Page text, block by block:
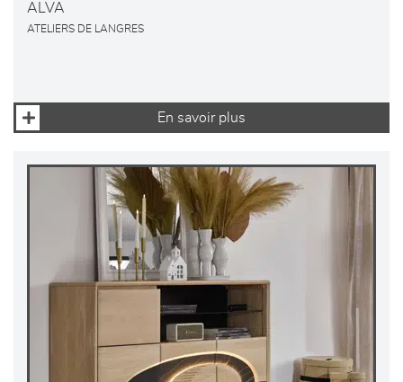
ALVA
ATELIERS DE LANGRES
En savoir plus